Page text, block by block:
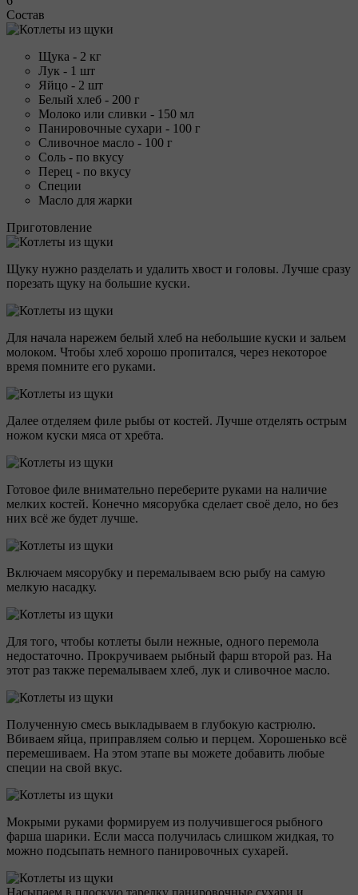
Состав
Щука - 2 кг
Лук - 1 шт
Яйцо - 2 шт
Белый хлеб - 200 г
Молоко или сливки - 150 мл
Панировочные сухари - 100 г
Сливочное масло - 100 г
Соль - по вкусу
Перец - по вкусу
Специи
Масло для жарки
Приготовление
Щуку нужно разделать и удалить хвост и головы. Лучше сразу
порезать щуку на большие куски.
Для начала нарежем белый хлеб на небольшие куски и зальем
молоком. Чтобы хлеб хорошо пропитался, через некоторое
время помните его руками.
Далее отделяем филе рыбы от костей. Лучше отделять острым
ножом куски мяса от хребта.
Готовое филе внимательно переберите руками на наличие
мелких костей. Конечно мясорубка сделает своё дело, но без
них всё же будет лучше.
Включаем мясорубку и перемалываем всю рыбу на самую
мелкую насадку.
Для того, чтобы котлеты были нежные, одного перемола
недостаточно. Прокручиваем рыбный фарш второй раз. На
этот раз также перемалываем хлеб, лук и сливочное масло.
Полученную смесь выкладываем в глубокую кастрюлю.
Вбиваем яйца, приправляем солью и перцем. Хорошенько всё
перемешиваем. На этом этапе вы можете добавить любые
специи на свой вкус.
Мокрыми руками формируем из получившегося рыбного
фарша шарики. Если масса получилась слишком жидкая, то
можно подсыпать немного панировочных сухарей.
Насыпаем в плоскую тарелку панировочные сухари и